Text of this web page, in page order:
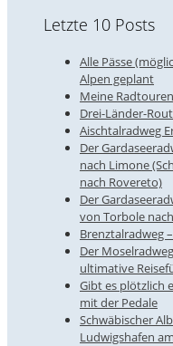
Letzte 10 Posts
Alle Pässe
Alpen geplant
Meine
Drei-Länder-
Aischtalradweg
Der
nach Limone
nach Rovereto)
Der
von Torbole
Brenztalradweg
Der
ultimative
Gibt es plötzlich
mit der Pedale
Schwäbischer
Ludwigshafen